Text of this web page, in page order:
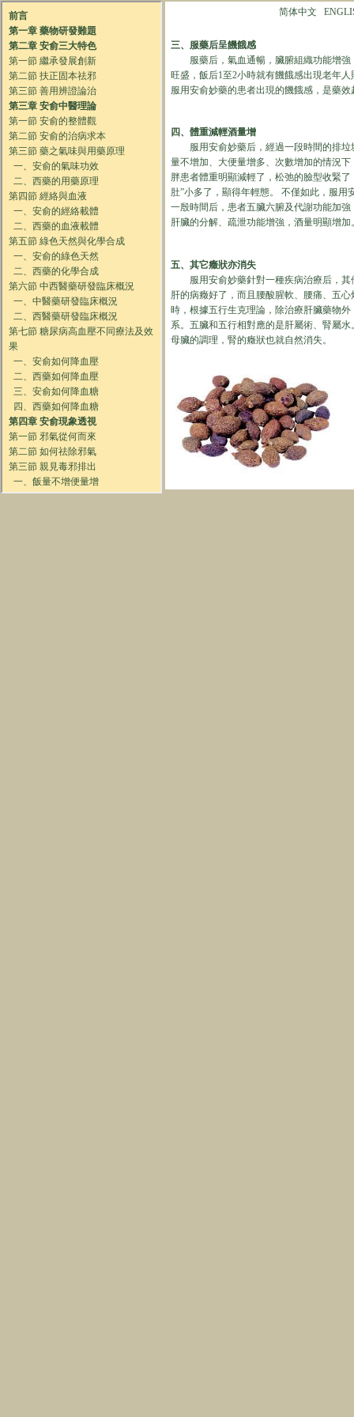
简体中文
三、服藥后呈饑餓感
服藥后，氣血通暢，臟腑組織功能增強
旺盛，飯后1至2小時就有饑餓感出現老年
服用安俞妙藥的患者出現的饑餓感，是藥
四、體重減輕酒量增
服用安俞妙藥后，經過一段時間的排垃
量不增加、大便量增多、次數增加的情況下
胖患者體重明顯減輕了，松弛的臉型收緊了
肚”小多了，顯得年輕態。 不僅如此，服用
一殷時間后，患者五臟六腑及代謝功能加強
肝臟的分解、疏泄功能增強，酒量明顯增加
五、其它癥狀亦消失
服用安俞妙藥針對一種疾病治療后，其
肝的病癥好了，而且腰酸腥軟、腰痛、五
時，根據五行生克理論，除治療肝臟藥物
系。五臟和五行相對應的是肝屬術、腎屬
母臟的調理，腎的癥狀也就自然消失。